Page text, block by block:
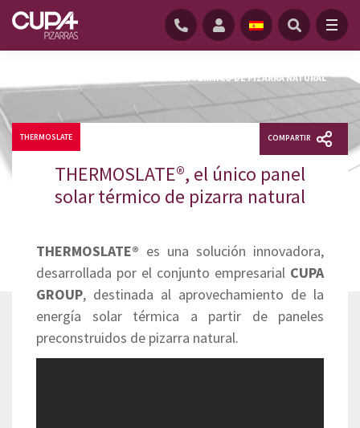
THERMOSLATE®, EL ÚNICO PANEL SOLAR TÉRMICO DE PIZARRA NATURAL
THERMOSLATE COMPARTIR
THERMOSLATE®, el único panel
solar térmico de pizarra natural
THERMOSLATE® es una solución innovadora,
desarrollada por el conjunto empresarial CUPA
GROUP, destinada al aprovechamiento de la
energía solar térmica a partir de paneles
preconstruidos de pizarra natural.